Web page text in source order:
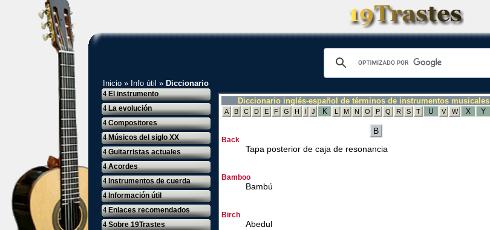
Inicio » Info útil » Diccionario
4El instrumento
4La evolución
4Compositores
4Músicos del siglo XX
4Guitarristas actuales
4Acordes
4Instrumentos de cuerda
4Información útil
4Enlaces recomendados
4Sobre 19Trastes
Diccionario inglés-español de términos de instrumentos musicales
A B C D E F G H I J K L M N O P Q R S T U V W X Y
B
Back
Tapa posterior de caja de resonancia
Bamboo
Bambú
Birch
Abedul